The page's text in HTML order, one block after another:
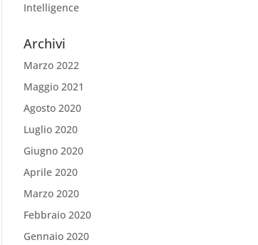
Intelligence
Archivi
Marzo 2022
Maggio 2021
Agosto 2020
Luglio 2020
Giugno 2020
Aprile 2020
Marzo 2020
Febbraio 2020
Gennaio 2020